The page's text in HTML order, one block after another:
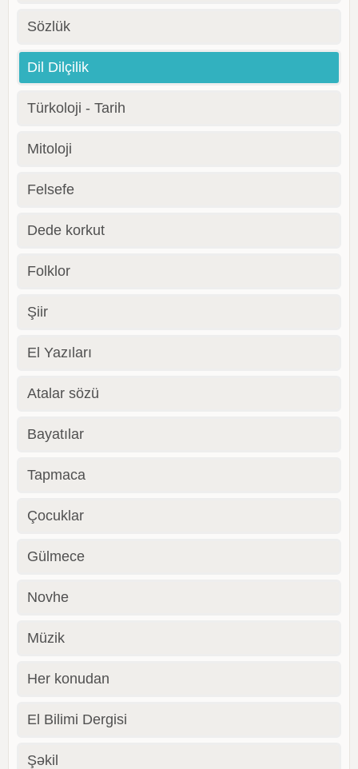
Sözlük
Dil Dilçilik
Türkoloji - Tarih
Mitoloji
Felsefe
Dede korkut
Folklor
Şiir
El Yazıları
Atalar sözü
Bayatılar
Tapmaca
Çocuklar
Gülmece
Novhe
Müzik
Her konudan
El Bilimi Dergisi
Şəkil